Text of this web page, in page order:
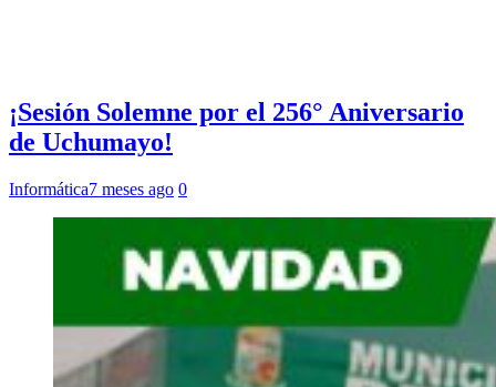
¡Sesión Solemne por el 256° Aniversario
de Uchumayo!
Informática7 meses ago 0